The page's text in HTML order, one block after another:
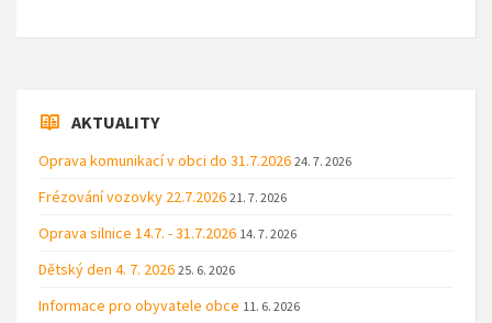
AKTUALITY
Oprava komunikací v obci do 31.7.2026 24. 7. 2026
Frézování vozovky 22.7.2026 21. 7. 2026
Oprava silnice 14.7. - 31.7.2026 14. 7. 2026
Dětský den 4. 7. 2026 25. 6. 2026
Informace pro obyvatele obce 11. 6. 2026